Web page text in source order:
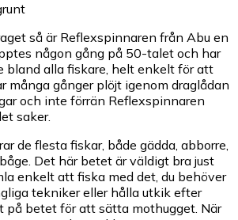
så är Reflexspinnaren från Abu en
någon gång på 50-talet och har
alla fiskare, helt enkelt för att
många gånger plöjt igenom draglådan
och inte förrän Reflexspinnaren
saker.
de flesta fiskar, både gädda, abborre,
Det här betet är väldigt bra just
enkelt att fiska med det, du behöver
tekniker eller hålla utkik efter
på betet för att sätta mothugget. När